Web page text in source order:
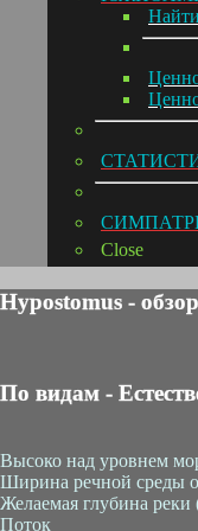
Close
Hypostomus -
По видам -
Высоко над уровнем
Ширина речной среды
Желаемая глубина реки
Поток